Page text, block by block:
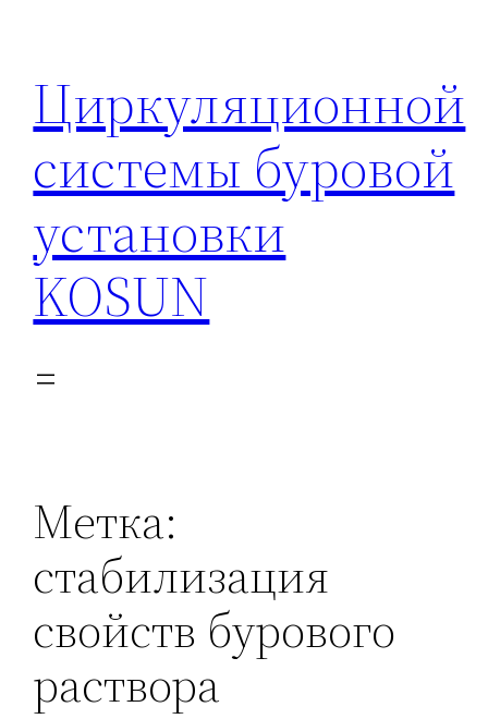
содержимому
Циркуляционной
системы буровой
установки
KOSUN
Метка:
стабилизация
свойств бурового
раствора